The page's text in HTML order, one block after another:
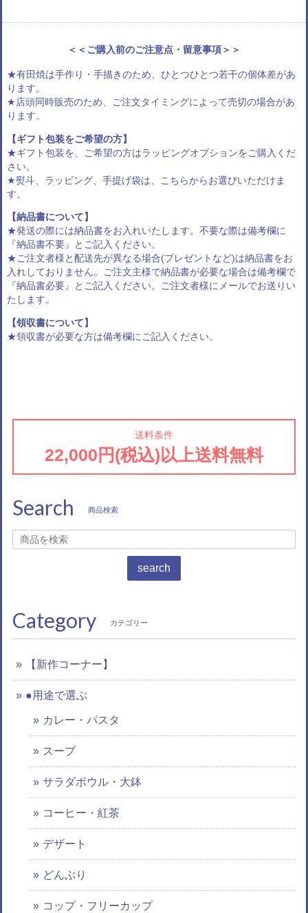
＜＜ご購入前のご注意点・留意事項＞＞
★有田焼は手作り・手描きのため、ひとつひとつ若干の個体差があ
ります。
★店頭同時販売のため、ご注文タイミングによって売切の場合があ
ります。
【ギフト包装をご希望の方】
★ギフト包装を、ご希望の方はラッピングオプションをご購入くだ
さい。
★熨斗、ラッピング、手提げ袋は、
こちらからお選びいただけま
す 。
【納品書について】
★発送の際には納品書をお入れいたします。不要な際は備考欄に
『納品書不要』とご記入ください。
★ご注文者様と配送先が異なる場合(プレゼントなど)は納品書をお
入れしておりません。ご注文主様で納品書が必要な場合は備考欄で
『納品書必要』とご記入ください。ご注文者様にメールでお送りい
たします。
【領収書について】
★領収書が必要な方は備考欄にご記入ください。
送料条件
22,000円(税込)以上送料無料
Search 商品検索
search
Category カテゴリー
【新作コーナー】
●用途で選ぶ
カレー・パスタ
スープ
サラダボウル・大鉢
コーヒー・紅茶
デザート
どんぶり
コップ・フリーカップ